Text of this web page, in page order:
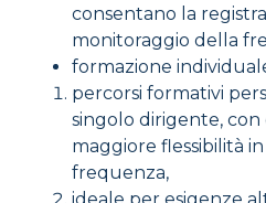
consentano la
monitoraggio della
formazione
percorsi formativi
singolo dirigente,
maggiore flessibilità
frequenza,